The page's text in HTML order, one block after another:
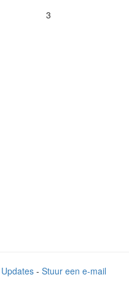
3
Updates- Stuur een e-mail